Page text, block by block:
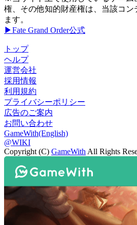
権、その他知的財産権は、当該コン
ます。
▶Fate Grand Order公式
トップ
ヘルプ
運営会社
採用情報
利用規約
プライバシーポリシー
広告のご案内
お問い合わせ
GameWith(English)
@WIKI
Copyright (C) GameWith All Rights